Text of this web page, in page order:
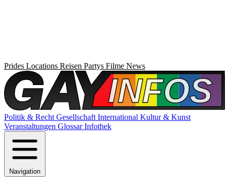
Prides Locations Reisen Partys Filme News
Politik & Recht Gesellschaft International Kultur & Kunst
Veranstaltungen GlossarInfothek
Navigation